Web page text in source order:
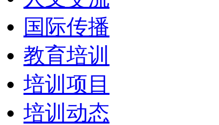
国际传播
教育培训
培训项目
培训动态